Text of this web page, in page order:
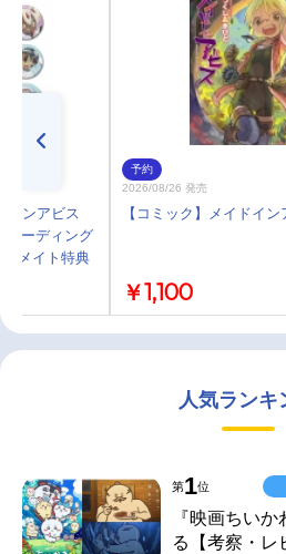
インアビス
レーディング
メイト特典
予約
2026/08/26 発売
【コミック】メイドイン
￥1,100
人気ランキ
第1位
『映画ちい
る【考察・レ